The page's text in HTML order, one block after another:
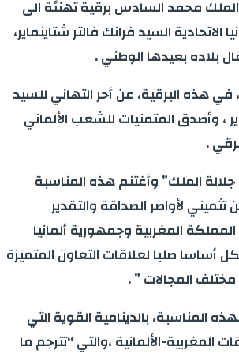
محمد السادس برقية تهنئة الى
السيد فرانك فالتر شتاينماير،
بلاده بعيدها الوطني .
في هذه البرقية، عن أحر التهاني للسيد
، وأصدق المتمنيات للشعب الألماني
.
الملك” وأغتنم هذه المناسبة
لأواصر الصداقة والتقدير
المغربية وجمهورية ألمانيا
أساسا صلبا لعلاقات التعاون المتميزة
المجالات ” .
المناسبة، بالدينامية القوية التي
المغربية-الألمانية ،والتي “تترجم ما